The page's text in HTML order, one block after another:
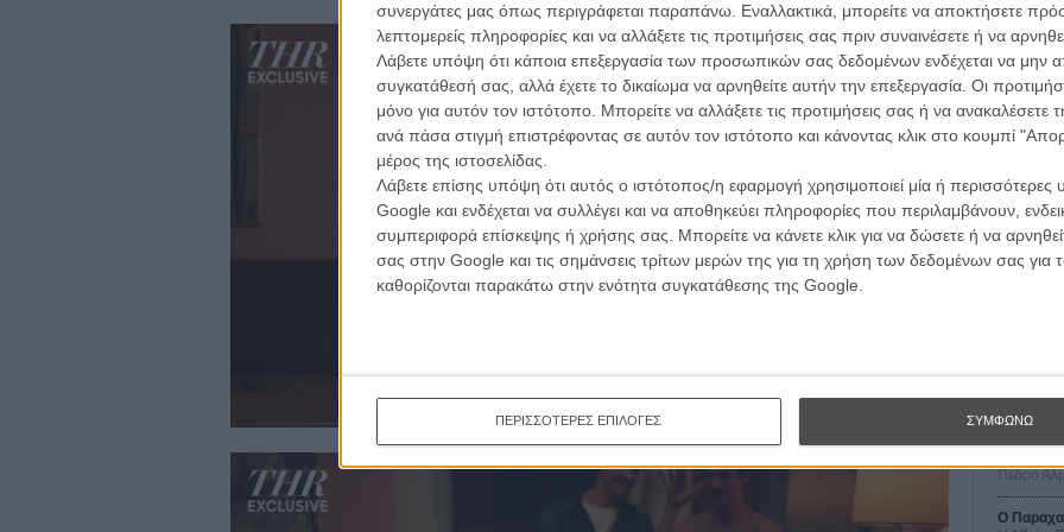
συνεργάτες μας όπως περιγράφεται παραπάνω. Εναλλακτικά, μπορείτε να αποκτήσετε
λεπτομερείς πληροφορίες και να αλλάξετε τις προτιμήσεις σας πριν συναινέσετε ή να
Λάβετε υπόψη ότι κάποια επεξεργασία των προσωπικών σας δεδομένων ενδέχεται να μην
συγκατάθεσή σας, αλλά έχετε το δικαίωμα να αρνηθείτε αυτήν την επεξεργασία. Οι
μόνο για αυτόν τον ιστότοπο. Μπορείτε να αλλάξετε τις προτιμήσεις σας ή να ανακαλέσετε
ανά πάσα στιγμή επιστρέφοντας σε αυτόν τον ιστότοπο και κάνοντας κλικ στο κουμπί
μέρος της ιστοσελίδας.
Λάβετε επίσης υπόψη ότι αυτός ο ιστότοπος/η εφαρμογή χρησιμοποιεί μία ή περισσότερες
Google και ενδέχεται να συλλέγει και να αποθηκεύει πληροφορίες που περιλαμβάνουν,
συμπεριφορά επίσκεψης ή χρήσης σας. Μπορείτε να κάνετε κλικ για να δώσετε ή να
σας στην Google και τις σημάνσεις τρίτων μερών της για τη χρήση των δεδομένων σας
καθορίζονται παρακάτω στην ενότητα συγκατάθεσης της Google.
ΠΕΡΙΣΣΟΤΕΡΕΣ ΕΠΙΛΟΓΕΣ ΣΥΜΦΩΝΩ
Οι
Μπέλα
The
Πέδρο
Ο